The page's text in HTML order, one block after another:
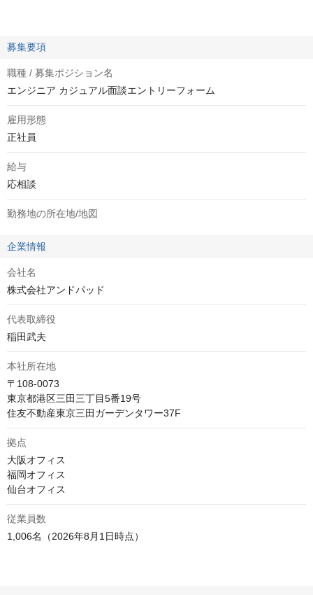
募集要項
職種 / 募集ポジション名
エンジニア カジュアル面談エントリーフォーム
雇用形態
正社員
給与
応相談
勤務地の所在地/地図
企業情報
会社名
株式会社アンドパッド
代表取締役
稲田武夫
本社所在地
〒108-0073
東京都港区三田三丁目5番19号
住友不動産東京三田ガーデンタワー37F
拠点
大阪オフィス
福岡オフィス
仙台オフィス
従業員数
1,006名（2026年8月1日時点）